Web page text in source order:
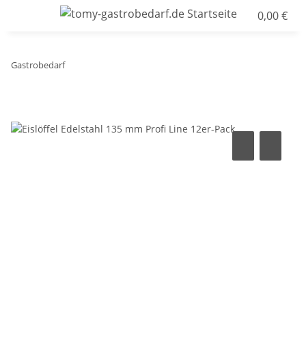
0,00 €
Gastrobedarf